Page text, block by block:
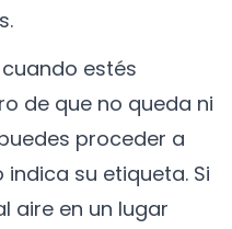
estés
de que no queda ni
proceder a
su etiqueta. Si
aire en un lugar